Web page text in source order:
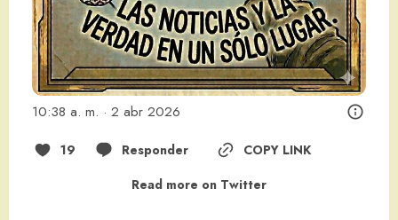
10:38 a. m. · 2 abr 2026
19 Responder
COPY LINK
Read more on Twitter